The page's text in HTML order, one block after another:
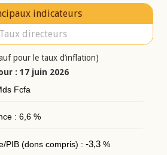
indicateurs
Taux directeurs
pour le taux d’inflation)
: 17 juin 2026
Fcfa
: 6,6 %
PIB (dons compris) : -3,3%